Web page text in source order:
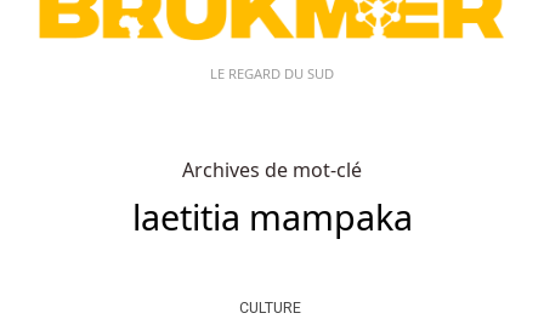
LE REGARD DU SUD
Archives de mot-clé
laetitia mampaka
CULTURE